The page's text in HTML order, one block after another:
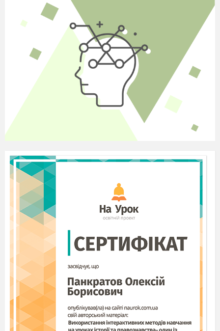
словами.
10. Перебудуй
подане речення на речення з
непрямою мовою.
Погано, коли в людини все сіре: і душа, і
думки, і погляд», - писав М. Стельмах.
11-12. Прочитай текст і запиши його у вигляді
діалогу, розстав необхідні розділові
Влітку дід Іван та його внук Івась пасли
череду та знайшли бузинову палицю
Дід відповів
З неї можна зробити щось краще
Що питає Івась
Дзвінку сопілку внучку усміхнувся дідусь